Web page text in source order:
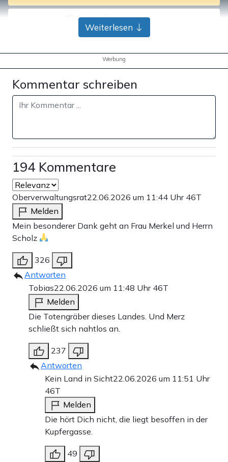
Bank-Überweisung
Weiterlesen
Werbung
Kommentar schreiben
194 Kommentare
Oberverwaltungsrat22.06.2026 um 11:44 Uhr 46T
Melden
Mein besonderer Dank geht an Frau Merkel und Herrn
Scholz
326
Antworten
Tobias22.06.2026 um 11:48 Uhr 46T
Melden
Die Totengräber dieses Landes. Und Merz
schließt sich nahtlos an.
237
Antworten
Kein Land in Sicht22.06.2026 um 11:51 Uhr
46T
Melden
Die hört Dich nicht, die liegt besoffen in der
Kupfergasse.
49